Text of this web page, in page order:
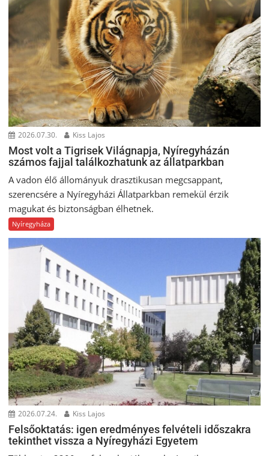
2026.07.30. Kiss Lajos
Most volt a Tigrisek Világnapja, Nyíregyházán
számos fajjal találkozhatunk az állatparkban
A vadon élő állományuk drasztikusan megcsappant,
szerencsére a Nyíregyházi Állatparkban remekül érzik
magukat és biztonságban élhetnek.
Nyíregyháza
2026.07.24. Kiss Lajos
Felsőoktatás: igen eredményes felvételi időszakra
tekinthet vissza a Nyíregyházi Egyetem